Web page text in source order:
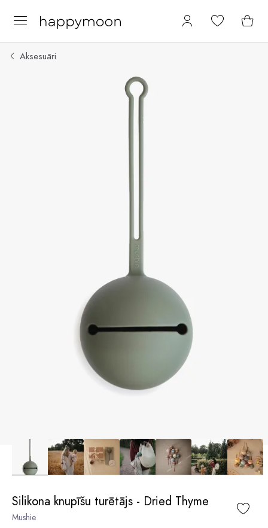
Aksesuāri
Silikona knupīšu turētājs - Dried Thyme
Mushie